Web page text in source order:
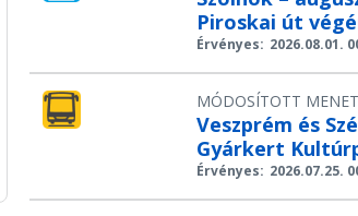
Piroskai út
Érvényes: 2026.08.01.
MÓDOSÍTOTT
Veszprém és
Gyárkert
Érvényes: 2026.07.25.